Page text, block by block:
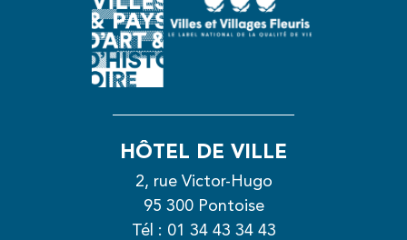
HÔTEL DE VILLE
2, rue Victor-Hugo
95 300 Pontoise
Tél : 01 34 43 34 43